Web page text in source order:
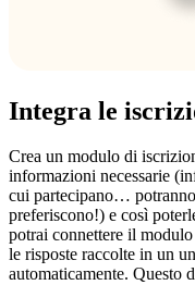
Integra le
Crea un modulo di
informazioni necessarie
cui partecipano…
preferiscono!) e così
potrai connettere il
le risposte raccolte in un
automaticamente. Questo